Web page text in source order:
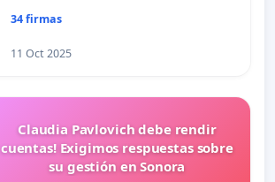
34 firmas
11 Oct 2025
Claudia Pavlovich debe rendir
cuentas! Exigimos respuestas sobre
su gestión en Sonora